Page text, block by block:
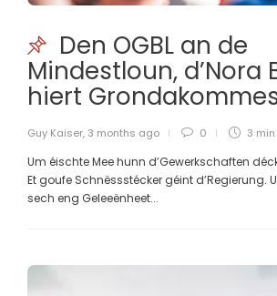
Den OGBL an de
Mindestloun, d’Nora
hiert
Guy Kaiser, 3 months ago 0 3 min
Um éischte Mee hunn d’Gewerkschaften
Et goufe Schnëssstécker géint d’Regierung.
sech eng Geleeënheet...